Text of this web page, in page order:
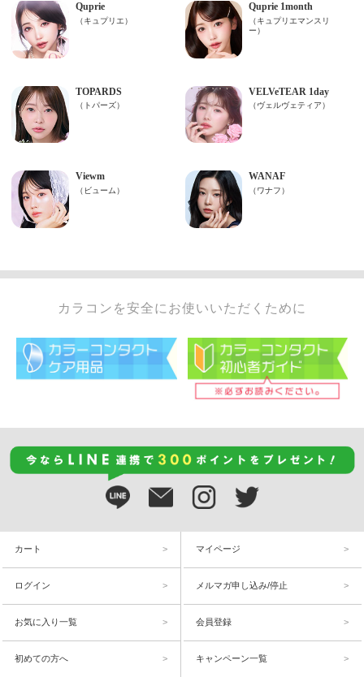
カラコンを安全にお使いいただくために
カート マイページ
ログイン メルマガ申し込み/停止
お気に入り一覧 会員登録
初めての方へ キャンペーン一覧